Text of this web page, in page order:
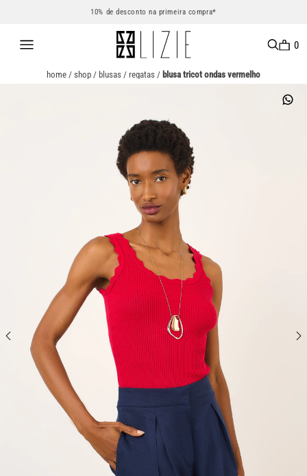
10% de desconto na primeira compra*
0
home / shop / blusas / regatas / blusa tricot ondas vermelho